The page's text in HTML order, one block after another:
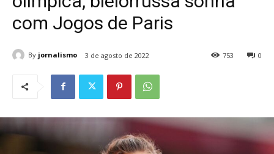
com Jogos de Paris
By jornalismo 3 de agosto de 2022 0
753